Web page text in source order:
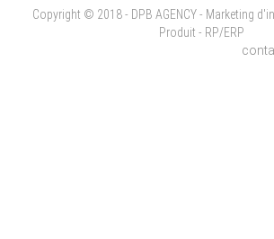
Copyright © 2018 - DPB AGENCY - Marketing
Produit - RP/ERP